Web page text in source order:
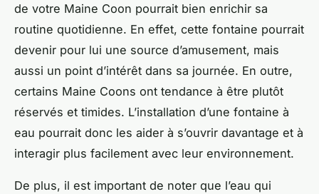
de votre Maine Coon pourrait bien enrichir sa
routine quotidienne. En effet, cette fontaine pourrait
devenir pour lui une source d’amusement, mais
aussi un point d’intérêt dans sa journée. En outre,
certains Maine Coons ont tendance à être plutôt
réservés et timides. L’installation d’une fontaine à
eau pourrait donc les aider à s’ouvrir davantage et à
interagir plus facilement avec leur environnement.
De plus, il est important de noter que l’eau qui